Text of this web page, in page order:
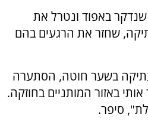
באפוד ונטרל את
שחזר את הרגעים בהם
בשער חוטה, הסתערה
באזור המותניים בחוזקה.
סיפר.